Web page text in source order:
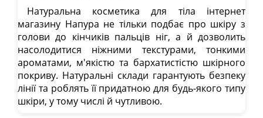
Натуральна косметика для тіла інтернет
магазину Напура не тільки подбає про шкіру з
голови до кінчиків пальців ніг, а й дозволить
насолодитися ніжними текстурами, тонкими
ароматами, м'якістю та бархатистістю шкірного
покриву. Натуральні склади гарантують безпеку
лінії та роблять її придатною для будь-якого типу
шкіри, у тому числі й чутливою.